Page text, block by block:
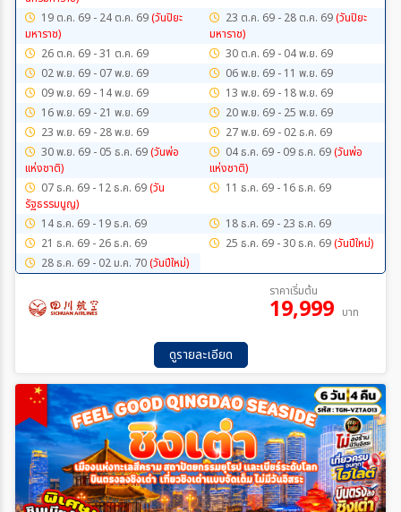
19 ต.ค. 69 - 24 ต.ค. 69(วันปิยะ
มหาราช)
23 ต.ค. 69 - 28 ต.ค. 69(วันปิยะ
มหาราช)
26 ต.ค. 69 - 31 ต.ค. 69
30 ต.ค. 69 - 04 พ.ย. 69
02 พ.ย. 69 - 07 พ.ย. 69
06 พ.ย. 69 - 11 พ.ย. 69
09 พ.ย. 69 - 14 พ.ย. 69
13 พ.ย. 69 - 18 พ.ย. 69
16 พ.ย. 69 - 21 พ.ย. 69
20 พ.ย. 69 - 25 พ.ย. 69
23 พ.ย. 69 - 28 พ.ย. 69
27 พ.ย. 69 - 02 ธ.ค. 69
30 พ.ย. 69 - 05 ธ.ค. 69(วันพ่อ
เเห่งชาติ)
04 ธ.ค. 69 - 09 ธ.ค. 69(วันพ่อ
เเห่งชาติ)
07 ธ.ค. 69 - 12 ธ.ค. 69(วัน
รัฐธรรมนูญ)
11 ธ.ค. 69 - 16 ธ.ค. 69
14 ธ.ค. 69 - 19 ธ.ค. 69
18 ธ.ค. 69 - 23 ธ.ค. 69
21 ธ.ค. 69 - 26 ธ.ค. 69
25 ธ.ค. 69 - 30 ธ.ค. 69(วันปีใหม่)
28 ธ.ค. 69 - 02 ม.ค. 70(วันปีใหม่)
ราคาเริ่มต้น
19,999 บาท
ดูรายละเอียด